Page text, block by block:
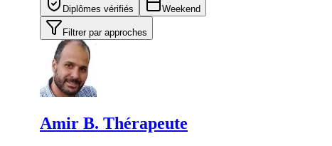
Diplômes vérifiés Weekend
Filtrer par approches
Amir B. Thérapeute